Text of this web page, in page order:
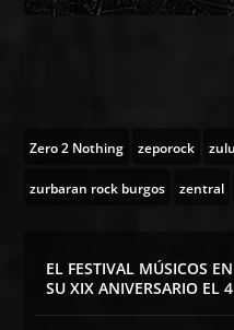
Zero 2 Nothing zeporock zulu
zurbaran rock burgos zentral
EL FESTIVAL MÚSICOS
SU XIX ANIVERSARIO EL